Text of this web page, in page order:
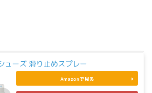
ューズ 滑り止めスプレー
Amazonで見る